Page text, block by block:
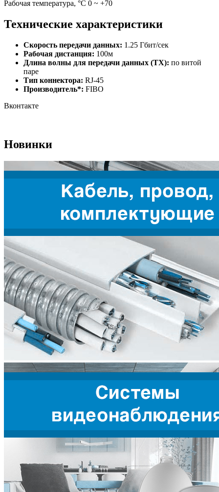
Рабочая температура, °C 0 ~ +70
Технические характеристики
Скорость передачи данных: 1.25 Гбит/сек
Рабочая дистанция: 100м
Длина волны для передачи данных (TX): по витой
паре
Тип коннектора: RJ-45
Производитель*: FIBO
Вконтакте
Новинки